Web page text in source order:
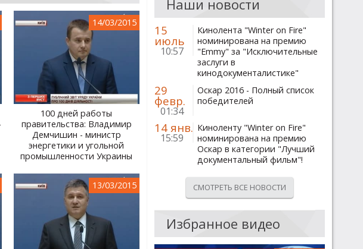
14/03/2015
100 дней работы
правительства: Владимир
Демчишин - министр
энергетики и угольной
промышленности Украины
13/03/2015
Наши новости
15
июль
10:57
Кинолента "Winter on Fire"
номинирована на премию
"Emmy" за "Исключительные
заслуги в
кинодокументалистике"
29
февр.
01:34
Оскар 2016 - Полный список
победителей
14 янв.
15:59
Киноленту "Winter on Fire"
номинирована на премию
Оскар в категории "Лучший
документальный фильм"!
СМОТРЕТЬ ВСЕ НОВОСТИ
Избранное видео